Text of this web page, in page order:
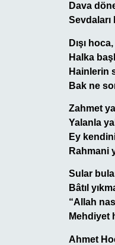
Dava
Sevdaları
Dışı
Halka
Hainlerin
Bak ne
Zahmet
Yalanla
Ey
Rahmani
Sular
Bâtıl
“Allah
Mehdiyet
Ahmet